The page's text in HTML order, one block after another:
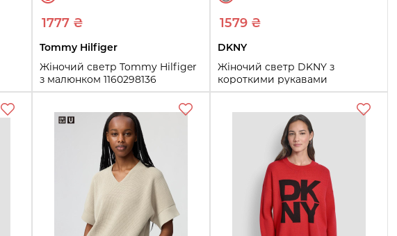
1777 ₴
Tommy Hilfiger
Жіночий светр Tommy Hilfiger
з малюнком 1160298136
(Червоний S)
XL
Купити
1579 ₴
DKNY
Жіночий светр DKNY з
короткими рукавами
1160233940 (Білий S)
M L
Купити